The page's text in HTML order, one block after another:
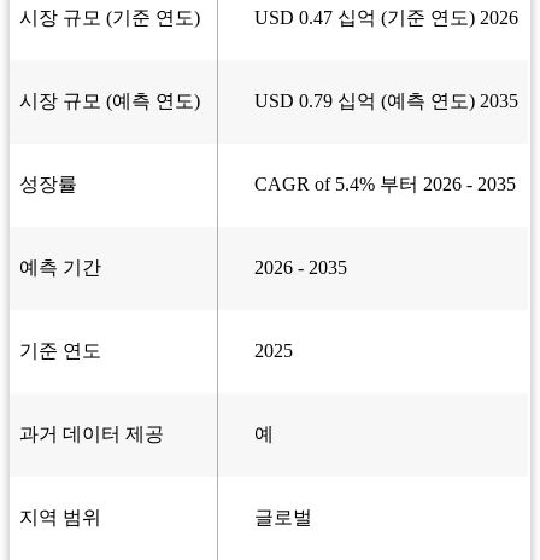
시장 규모 (기준 연도) USD 0.47 십억 (기준 연도) 2026
시장 규모 (예측 연도) USD 0.79 십억 (예측 연도) 2035
성장률 CAGR of 5.4% 부터 2026 - 2035
예측 기간 2026 - 2035
기준 연도 2025
과거 데이터 제공 예
지역 범위 글로벌